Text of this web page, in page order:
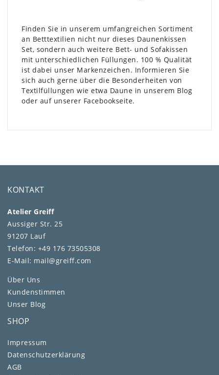
Finden Sie in unserem umfangreichen Sortiment
an Betttextilien nicht nur dieses Daunenkissen
Set, sondern auch weitere Bett- und Sofakissen
mit unterschiedlichen Füllungen. 100 % Qualität
ist dabei unser Markenzeichen. Informieren Sie
sich auch gerne über die Besonderheiten von
Textilfüllungen wie etwa Daune in unserem Blog
oder auf unserer Facebookseite.
KONTAKT
Atelier Greiff
Aussiger Str. 25
91207 Lauf
Telefon: +49 176 73505308
E-Mail: mail@greiff.com
Über Uns
Kundenstimmen
Unser Blog
SHOP
Impressum
Daten­schutz­erklärung
AGB